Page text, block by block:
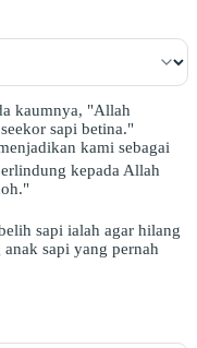
kaumnya, "Allah
sapi betina."
kami sebagai
kepada Allah
sapi ialah agar hilang
sapi yang pernah